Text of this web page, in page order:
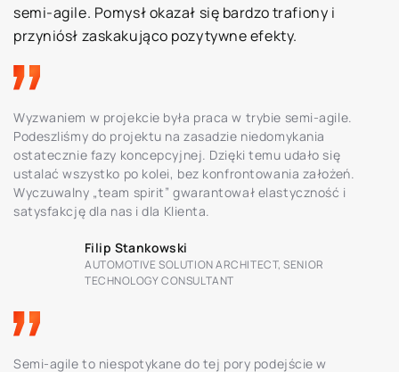
semi-agile. Pomysł okazał się bardzo trafiony i
przyniósł zaskakująco pozytywne efekty.
Wyzwaniem w projekcie była praca w trybie semi-agile.
Podeszliśmy do projektu na zasadzie niedomykania
ostatecznie fazy koncepcyjnej. Dzięki temu udało się
ustalać wszystko po kolei, bez konfrontowania założeń.
Wyczuwalny „team spirit” gwarantował elastyczność i
satysfakcję dla nas i dla Klienta.
Filip Stankowski
AUTOMOTIVE SOLUTION ARCHITECT, SENIOR
TECHNOLOGY CONSULTANT
Semi-agile to niespotykane do tej pory podejście w